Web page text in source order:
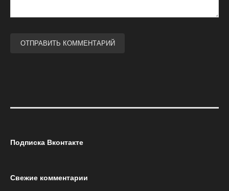
Подписка Вконтакте
Свежие комментарии